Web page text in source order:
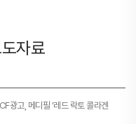
자료
광고, 메디필 ‘레드 락토 콜라겐